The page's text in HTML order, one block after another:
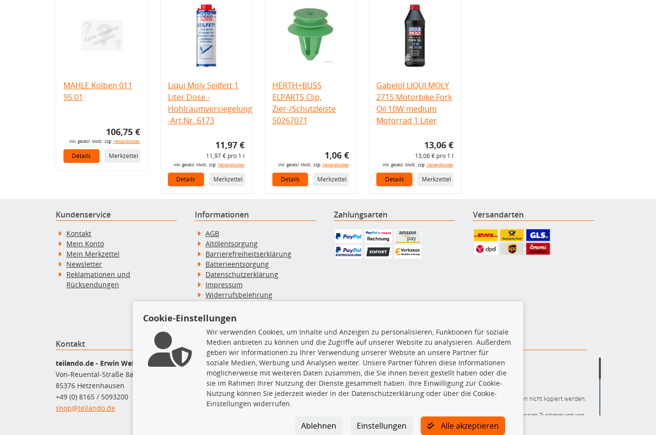
MAHLE Kolben 011
95 01
106,75 €
inkl. gesetzl. MwSt., zzgl.Versandkosten
Details Merkzettel
Liqui Moly Seilfett 1
Liter Dose -
Hohlraumversiegelung
-Art.Nr. 6173
11,97 €
11,97 € pro 1 l
inkl. gesetzl. MwSt., zzgl.Versandkosten
Details Merkzettel
HERTH+BUSS
ELPARTS Clip,
Zier-/Schutzleiste
50267071
1,06 €
inkl. gesetzl. MwSt., zzgl. Versandkosten
Details Merkzettel
Gabelöl LIQUI MOLY
2715 Motorbike Fork
Oil 10W medium
Motorrad 1 Liter
13,06 €
13,06 € pro 1 l
inkl. gesetzl. MwSt., zzgl. Versandkosten
Details Merkzettel
Kundenservice
Kontakt
Mein Konto
Mein Merkzettel
Newsletter
Reklamationen und
Rücksendungen
Informationen
AGB
Altölentsorgung
Barrierefreiheitserklärung
Batterieentsorgung
Datenschutzerklärung
Impressum
Widerrufsbelehrung
Zahlung & Versand
Zahlungsarten Versandarten
Kontakt
teilando.de - Erwin Weber GmbH
Von-Reuental-Straße 8a
85376 Hetzenhausen
+49 (0) 8165 / 5093200
shop@teilando.de
Top Produkte
Beleuchtung
Bremsbeläge
Bremsscheiben
Kupplungssatz
Querlenker
TecDoc Inside
Die hier angezeigten Daten insbesondere die gesamte Datenbank dürfen nicht kopiert werden.
Es ist zu unterlassen, die Daten oder die gesamte Datenbank ohne vorherige Zustimmung von
TecDoc zu vervielfältigen, zu verbreiten und/oder diese Handlungen durch Dritte ausführen zu
lassen. Ein Zuwiderhandeln stellt eine Urheberrechtsverletzung dar und wird verfolgt.
Cookie-Einstellungen
Wir verwenden Cookies, um Inhalte und Anzeigen zu personalisieren, Funktionen für soziale
Medien anbieten zu können und die Zugriffe auf unserer Website zu analysieren. Außerdem
geben wir Informationen zu Ihrer Verwendung unserer Website an unsere Partner für
soziale Medien, Werbung und Analysen weiter. Unsere Partner führen diese Informationen
möglicherweise mit weiteren Daten zusammen, die Sie ihnen bereit gestellt haben oder die
sie im Rahmen Ihrer Nutzung der Dienste gesammelt haben. Ihre Einwilligung zur Cookie-
Nutzung können Sie jederzeit wieder in der Datenschutzerklärung oder über die Cookie-
Einstellungen widerrufen.
Alle akzeptieren
Einstellungen
Ablehnen